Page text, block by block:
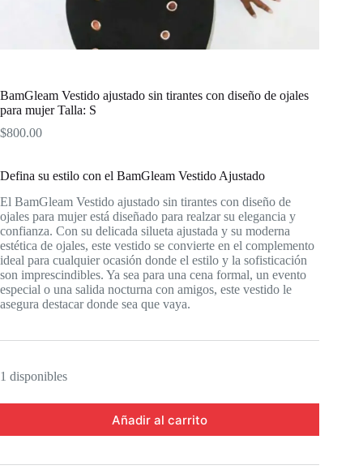
BamGleam Vestido ajustado sin tirantes con diseño de ojales
para mujer Talla: S
$800.00
Defina su estilo con el BamGleam Vestido Ajustado
El BamGleam Vestido ajustado sin tirantes con diseño de
ojales para mujer está diseñado para realzar su elegancia y
confianza. Con su delicada silueta ajustada y su moderna
estética de ojales, este vestido se convierte en el complemento
ideal para cualquier ocasión donde el estilo y la sofisticación
son imprescindibles. Ya sea para una cena formal, un evento
especial o una salida nocturna con amigos, este vestido le
asegura destacar donde sea que vaya.
1 disponibles
Añadir al carrito